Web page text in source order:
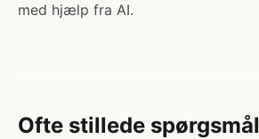
med hjælp fra AI.
Ofte stillede spørgsmål